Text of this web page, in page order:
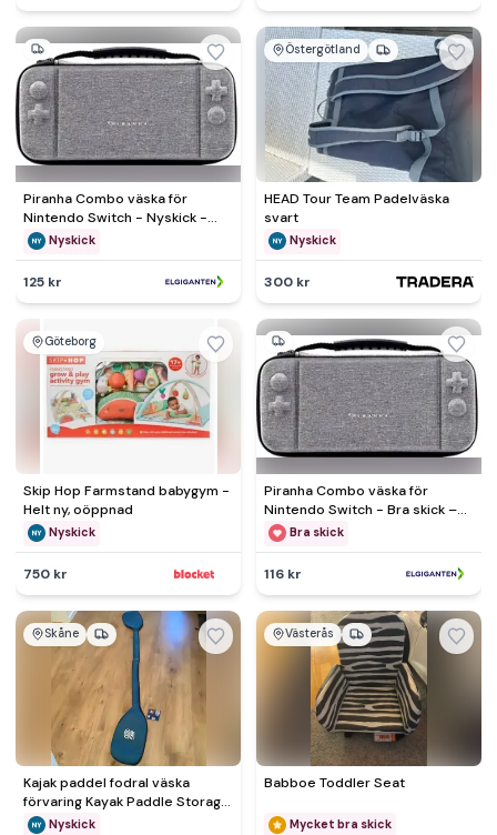
Piranha Combo väska för
Nintendo Switch - Nyskick -
originalförpackning saknas
Nyskick
125 kr
Östergötland
HEAD Tour Team Padelväska
svart
Nyskick
300 kr
Göteborg
Skip Hop Farmstand babygym -
Helt ny, oöppnad
Nyskick
750 kr
Piranha Combo väska för
Nintendo Switch - Bra skick –
Mindre spår av användning
Bra skick
116 kr
Skåne
Kajak paddel fodral väska
förvaring Kayak Paddle Storage
Bag Blade Bag Cover 210
Nyskick
Västerås
Babboe Toddler Seat
Mycket bra skick